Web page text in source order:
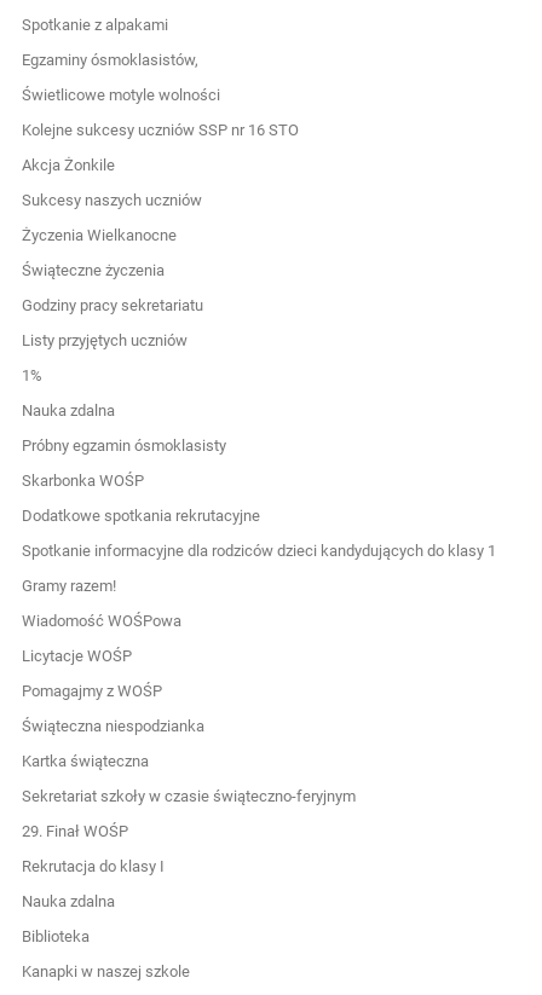
Spotkanie z alpakami
Egzaminy ósmoklasistów,
Świetlicowe motyle wolności
Kolejne sukcesy uczniów SSP nr 16 STO
Akcja Żonkile
Sukcesy naszych uczniów
Życzenia Wielkanocne
Świąteczne życzenia
Godziny pracy sekretariatu
Listy przyjętych uczniów
1%
Nauka zdalna
Próbny egzamin ósmoklasisty
Skarbonka WOŚP
Dodatkowe spotkania rekrutacyjne
Spotkanie informacyjne dla rodziców dzieci kandydujących do klasy 1
Gramy razem!
Wiadomość WOŚPowa
Licytacje WOŚP
Pomagajmy z WOŚP
Świąteczna niespodzianka
Kartka świąteczna
Sekretariat szkoły w czasie świąteczno-feryjnym
29. Finał WOŚP
Rekrutacja do klasy I
Nauka zdalna
Biblioteka
Kanapki w naszej szkole